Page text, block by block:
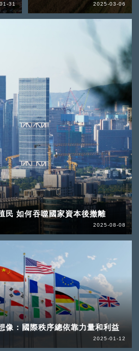
31
民 如何吞噬國家資本後撤離
2025-08-08
2025-03-06
像：國際秩序總依靠力量和利益
2025-01-12